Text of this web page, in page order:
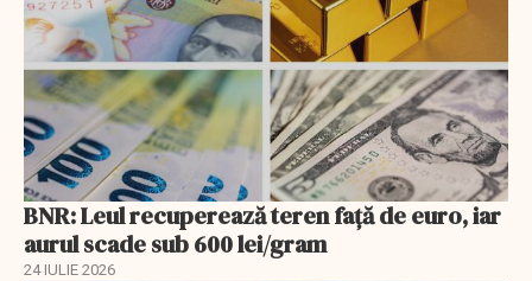
BNR: Leul recuperează teren faţă de euro, iar
aurul scade sub 600 lei/gram
24 IULIE 2026